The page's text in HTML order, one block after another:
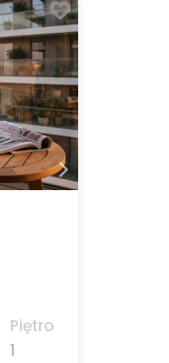
Piętro
1